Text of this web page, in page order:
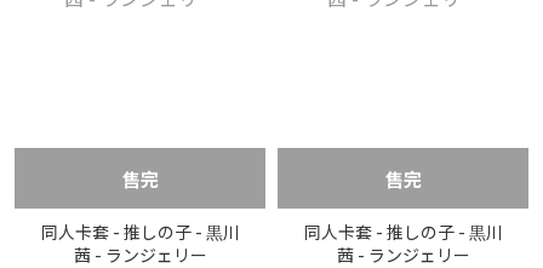
售完
同人卡套 - 推しの子 - 黒川
茜 - ランジェリー
售完
同人卡套 - 推しの子 - 黒川
茜 - ランジェリー